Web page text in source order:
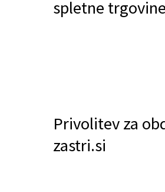
spletne
Privolitev za
zastri.si